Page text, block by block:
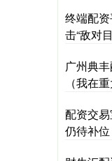
终端配
击“敌对
广州典
（我在
配资交
仍待补位